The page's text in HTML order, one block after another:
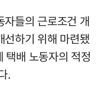
자들의 근로조건 개
선하기 위해 마련됐
배 노동자의 적정
.